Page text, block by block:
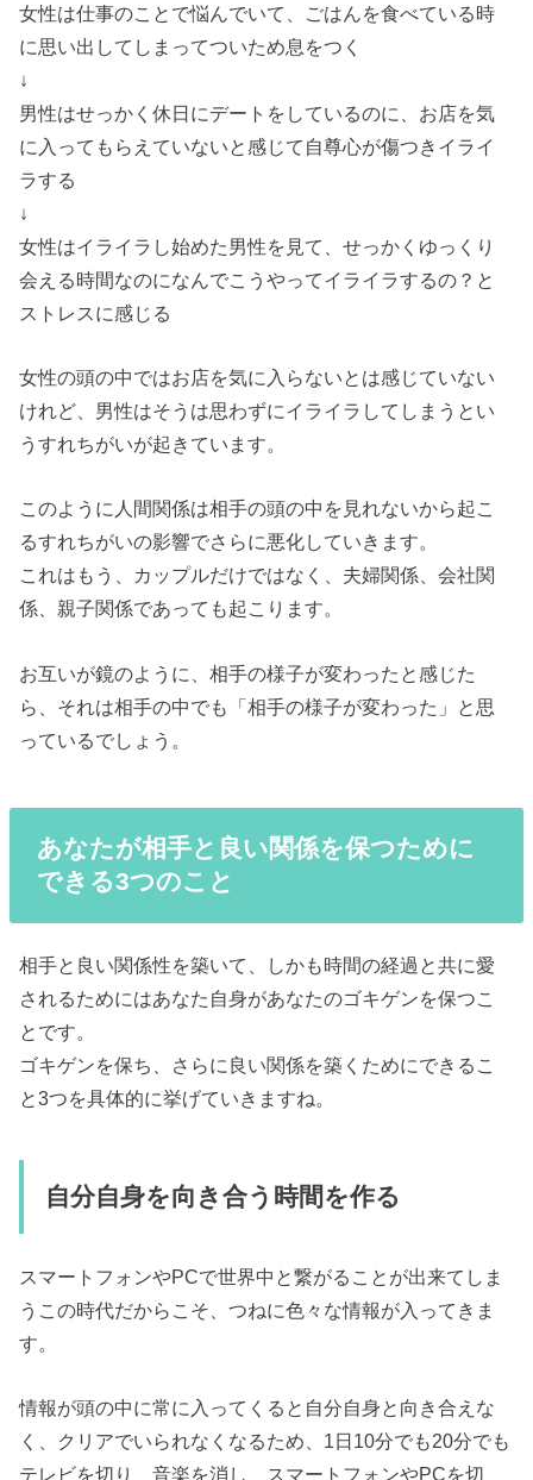
女性は仕事のことで悩んでいて、ごはんを食べている時
に思い出してしまってついため息をつく
↓
男性はせっかく休日にデートをしているのに、お店を気
に入ってもらえていないと感じて自尊心が傷つきイライ
ラする
↓
女性はイライラし始めた男性を見て、せっかくゆっくり
会える時間なのになんでこうやってイライラするの？と
ストレスに感じる
女性の頭の中ではお店を気に入らないとは感じていない
けれど、男性はそうは思わずにイライラしてしまうとい
うすれちがいが起きています。
このように人間関係は相手の頭の中を見れないから起こ
るすれちがいの影響でさらに悪化していきます。
これはもう、カップルだけではなく、夫婦関係、会社関
係、親子関係であっても起こります。
お互いが鏡のように、相手の様子が変わったと感じた
ら、それは相手の中でも「相手の様子が変わった」と思
っているでしょう。
あなたが相手と良い関係を保つために
できる3つのこと
相手と良い関係性を築いて、しかも時間の経過と共に愛
されるためにはあなた自身があなたのゴキゲンを保つこ
とです。
ゴキゲンを保ち、さらに良い関係を築くためにできるこ
と3つを具体的に挙げていきますね。
自分自身を向き合う時間を作る
スマートフォンやPCで世界中と繋がることが出来てしま
うこの時代だからこそ、つねに色々な情報が入ってきま
す。
情報が頭の中に常に入ってくると自分自身と向き合えな
く、クリアでいられなくなるため、1日10分でも20分でも
テレビを切り、音楽を消し、スマートフォンやPCを切